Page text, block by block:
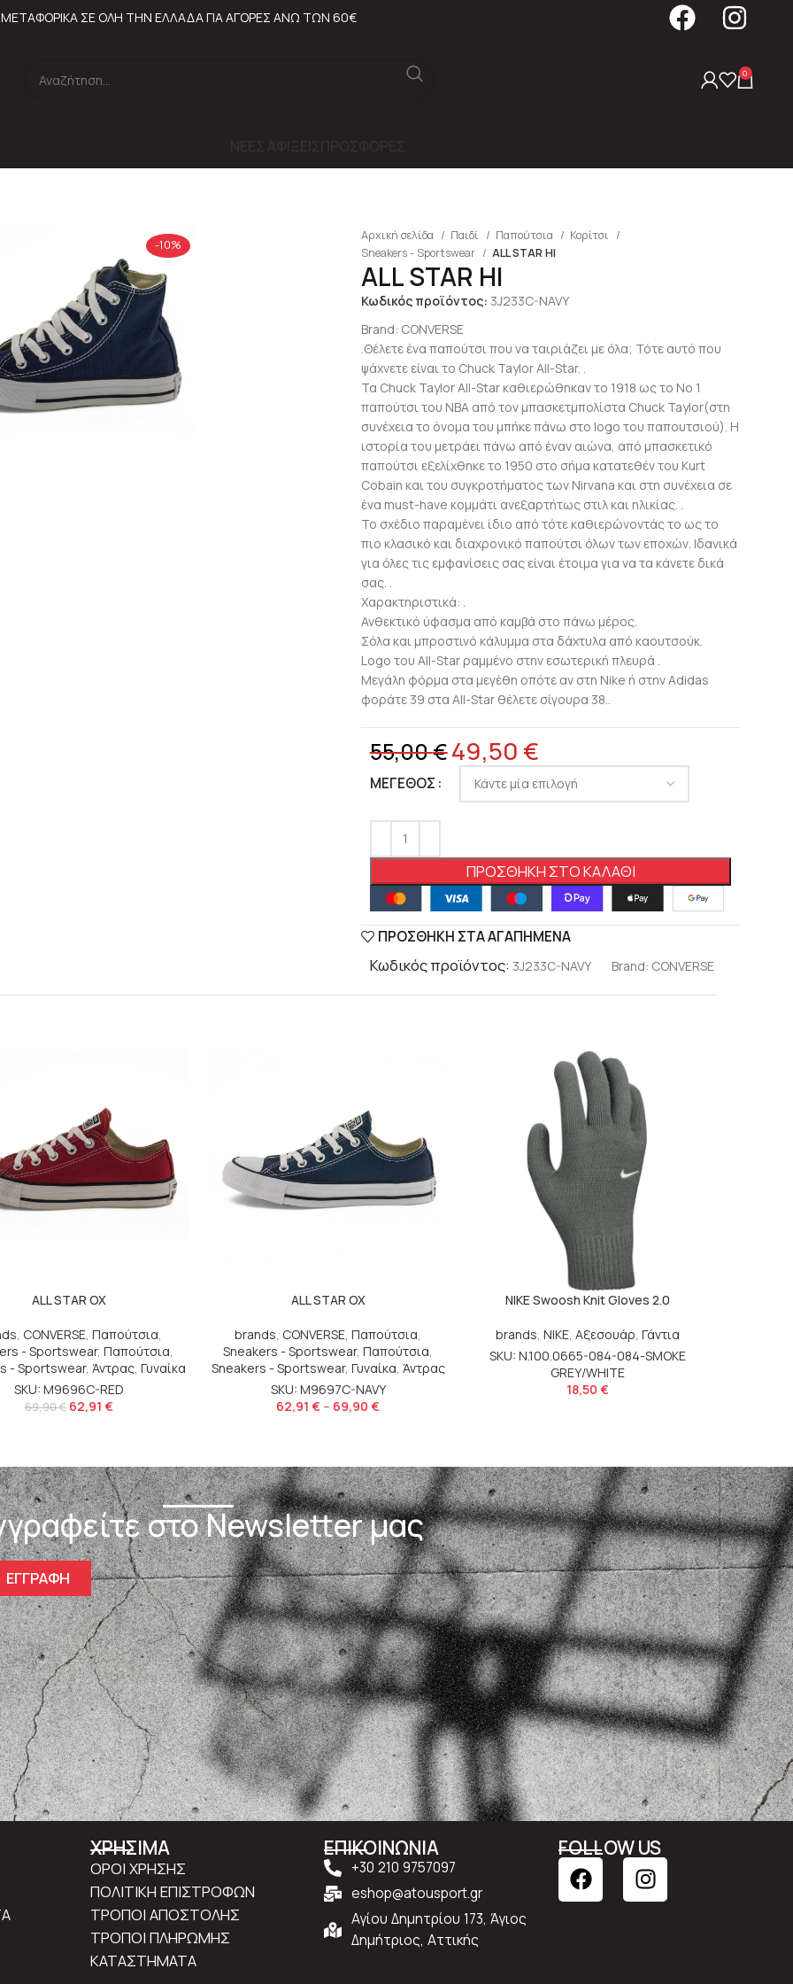
ΣΕ ΟΛΗ ΤΗΝ ΕΛΛΑΔΑ ΓΙΑ ΑΓΟΡΕΣ ΑΝΩ ΤΩΝ 60€
0
-10%
Αρχική σελίδα Παιδί Παπούτσια
Κορίτσι
Sneakers - Sportswear
ALL STAR HI
ALL STAR HI
Κωδικός προϊόντος: 3J233C-NAVY
Brand: CONVERSE
.Θέλετε ένα παπούτσι που να ταιριάζει με όλα; Τότε αυτό που
ψάχνετε είναι το Chuck Taylor All-Star. .
Τα Chuck Taylor All-Star καθιερώθηκαν το 1918 ως το No 1
παπούτσι του NBA από τον μπασκετμπολίστα Chuck Taylor(στη
συνέχεια το όνομα του μπήκε πάνω στο logo του παπουτσιού). Η
ιστορία του μετράει πάνω από έναν αιώνα, από μπασκετικό
παπούτσι εξελίχθηκε το 1950 στο σήμα κατατεθέν του Kurt
Cobain και του συγκροτήματος των Nirvana και στη συνέχεια σε
ένα must-have κομμάτι ανεξαρτήτως στιλ και ηλικίας. .
Το σχέδιο παραμένει ίδιο από τότε καθιερώνοντάς το ως το
πιο κλασικό και διαχρονικό παπούτσι όλων των εποχών. Ιδανικά
για όλες τις εμφανίσεις σας είναι έτοιμα για να τα κάνετε δικά
σας. .
Χαρακτηριστικά: .
Ανθεκτικό ύφασμα από καμβά στο πάνω μέρος.
Σόλα και μπροστινό κάλυμμα στα δάχτυλα από καουτσούκ.
Logo του All-Star ραμμένο στην εσωτερική πλευρά .
Μεγάλη φόρμα στα μεγέθη οπότε αν στη Nike ή στην Adidas
φοράτε 39 στα All-Star θέλετε σίγουρα 38..
55,00€49,50 €
ΜΈΓΕΘΟΣ
ΠΡΟΣΘΉΚΗ ΣΤΟ ΚΑΛΆΘΙ
ΠΡΟΣΘΉΚΗ ΣΤΑ ΑΓΑΠΗΜΈΝΑ
Κωδικός προϊόντος: 3J233C-NAVY Brand: CONVERSE
ALL STAR OX
, CONVERSE, Παπούτσια,
- Sportswear, Παπούτσια,
- Sportswear, Άντρας, Γυναίκα
SKU: M9696C-RED
69,90€ 62,91 €
ALL STAR OX
brands, CONVERSE, Παπούτσια,
Sneakers - Sportswear, Παπούτσια,
Sneakers - Sportswear, Γυναίκα, Άντρας
SKU: M9697C-NAVY
62,91 € – 69,90 €
NIKE Swoosh Knit Gloves 2.0
brands, NIKE, Αξεσουάρ, Γάντια
SKU: N.100.0665-084-084-SMOKE
GREY/WHITE
18,50 €
στο Newsletter μας
ΕΓΓΡΑΦΗ
ΧΡΗΣΙΜΑ
ΟΡΟΙ ΧΡΗΣΗΣ
ΠΟΛΙΤΙΚΗ ΕΠΙΣΤΡΟΦΩΝ
ΤΡΟΠΟΙ ΑΠΟΣΤΟΛΗΣ
ΤΡΟΠΟΙ ΠΛΗΡΩΜΗΣ
ΚΑΤΑΣΤΗΜΑΤΑ
ΕΠΙΚΟΙΝΩΝΙΑ
+30 210 9757097
eshop@atousport.gr
Αγίου Δημητρίου 173, Άγιος
Δημήτριος, Αττικής
FOLLOW US